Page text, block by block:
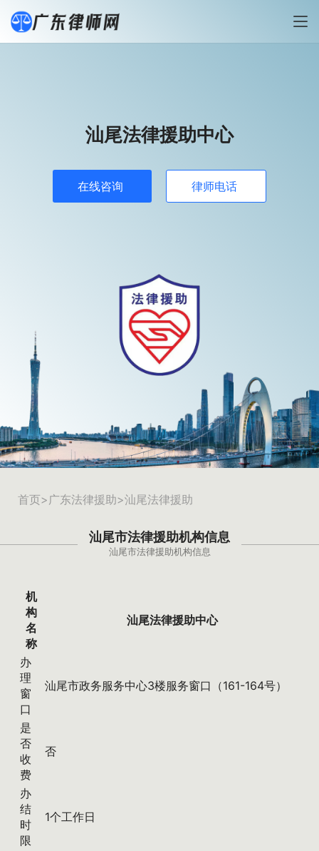
汕尾法律援助中心
在线咨询 律师电话
首页> 广东法律援助>汕尾法律援助
汕尾市法律援助机构信息
汕尾市法律援助机构信息
机
构
名
称
汕尾法律援助中心
办
理
窗
口
汕尾市政务服务中心3楼服务窗口（161-164号）
是
否
收
费
否
办
结
时
限
1个工作日